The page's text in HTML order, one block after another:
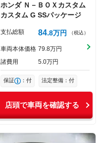
ホンダ Ｎ－ＢＯＸカスタム
カスタム G SSパッケージ
支払総額 84 8万円 （税込）
車両本体価格 79 8万円
諸費用
5 0万円
保証 ：付 法定整備：付
店頭で車両を確認する